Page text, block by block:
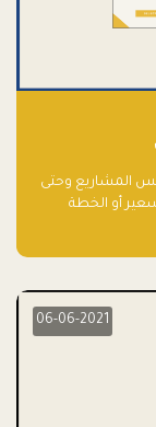
المشاريع وحتى
أو الخطة
06-06-2021